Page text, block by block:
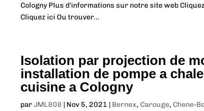
Cologny Plus d'informations sur notre site web
Cliquez ici Ou trouver...
Isolation par projection de
installation de pompe a
cuisine a Cologny
parJML808 | Nov 5, 2021 | Bernex, Carouge, Chene-